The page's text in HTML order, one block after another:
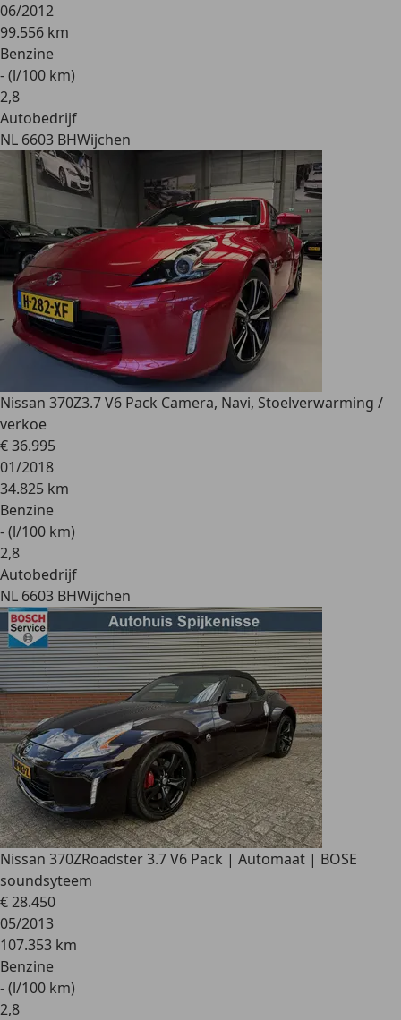
06/2012
99.556 km
Benzine
- (l/100 km)
2,8
Autobedrijf
NL 6603 BHWijchen
Nissan 370Z3.7 V6 Pack Camera, Navi, Stoelverwarming /
verkoe
€ 36.995
01/2018
34.825 km
Benzine
- (l/100 km)
2,8
Autobedrijf
NL 6603 BHWijchen
Nissan 370ZRoadster 3.7 V6 Pack | Automaat | BOSE
soundsyteem
€ 28.450
05/2013
107.353 km
Benzine
- (l/100 km)
2,8